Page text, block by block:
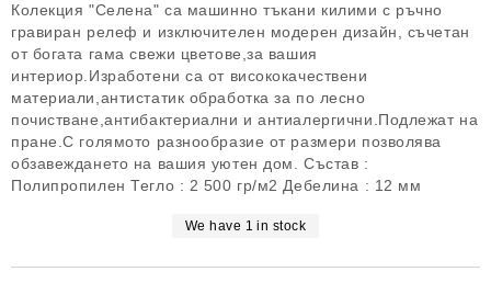
Колекция "Селена" са машинно тъкани килими с ръчно
гравиран релеф и изключителен модерен дизайн, съчетан
от богата гама свежи цветове,за вашия
интериор.Изработени са от висококачествени
материали,антистатик обработка за по лесно
почистване,антибактериални и антиалергични.Подлежат на
пране.С голямото разнообразие от размери позволява
обзавеждането на вашия уютен дом. Състав :
Полипропилен Тегло : 2 500 гр/м2 Дебелина : 12 мм
We have 1in stock